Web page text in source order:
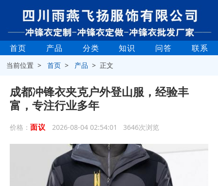
首页 产品 分类 知识 问答 联系
当前位置 >首页 > 产品 > 正文
成都冲锋衣夹克户外登山服，经验丰
富，专注行业多年
价格： 面议 2026-08-04 02:54:01 3646次浏览